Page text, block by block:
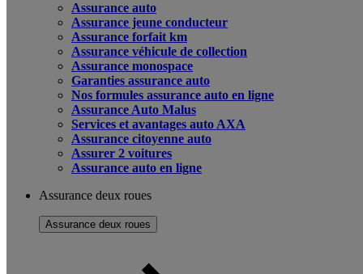
Assurance auto
Assurance jeune conducteur
Assurance forfait km
Assurance véhicule de collection
Assurance monospace
Garanties assurance auto
Nos formules assurance auto en ligne
Assurance Auto Malus
Services et avantages auto AXA
Assurance citoyenne auto
Assurer 2 voitures
Assurance auto en ligne
Assurance deux roues
Assurance deux roues